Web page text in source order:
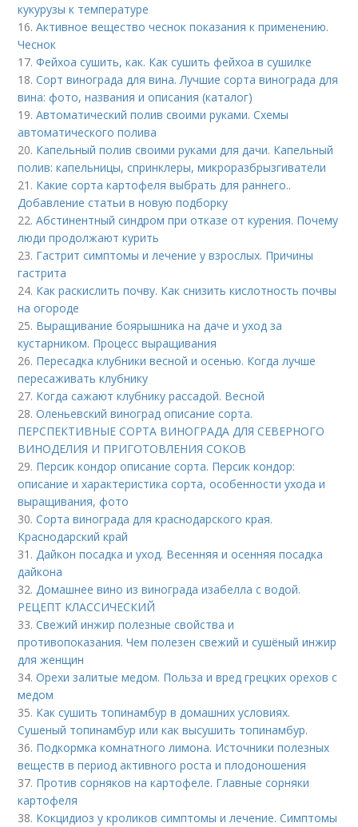
кукурузы к температуре
16.Активное вещество чеснок показания к применению.
Чеснок
17.Фейхоа сушить, как. Как сушить фейхоа в сушилке
18.Сорт винограда для вина. Лучшие сорта винограда для
вина: фото, названия и описания (каталог)
19.Автоматический полив своими руками. Схемы
автоматического полива
20. Капельный полив своими руками для дачи. Капельный
полив: капельницы, спринклеры, микроразбрызгиватели
21. Какие сорта картофеля выбрать для раннего..
Добавление статьи в новую подборку
22.Абстинентный синдром при отказе от курения. Почему
люди продолжают курить
23. Гастрит симптомы и лечение у взрослых. Причины
гастрита
24. Как раскислить почву. Как снизить кислотность почвы
на огороде
25. Выращивание боярышника на даче и уход за
кустарником. Процесс выращивания
26. Пересадка клубники весной и осенью. Когда лучше
пересаживать клубнику
27. Когда сажают клубнику рассадой. Весной
28.Оленьевский виноград описание сорта.
ПЕРСПЕКТИВНЫЕ СОРТА ВИНОГРАДА ДЛЯ CЕВЕРНОГО
ВИНОДЕЛИЯ И ПРИГОТОВЛЕНИЯ СОКОВ
29. Персик кондор описание сорта. Персик кондор:
описание и характеристика сорта, особенности ухода и
выращивания, фото
30.Сорта винограда для краснодарского края.
Краснодарский край
31. Дайкон посадка и уход. Весенняя и осенняя посадка
дайкона
32. Домашнее вино из винограда изабелла с водой.
РЕЦЕПТ КЛАССИЧЕСКИЙ
33.Свежий инжир полезные свойства и
противопоказания. Чем полезен свежий и сушёный инжир
для женщин
34.Орехи залитые медом. Польза и вред грецких орехов с
медом
35. Как сушить топинамбур в домашних условиях.
Сушеный топинамбур или как высушить топинамбур.
36. Подкормка комнатного лимона. Источники полезных
веществ в период активного роста и плодоношения
37. Против сорняков на картофеле. Главные сорняки
картофеля
38. Кокцидиоз у кроликов симптомы и лечение. Симптомы